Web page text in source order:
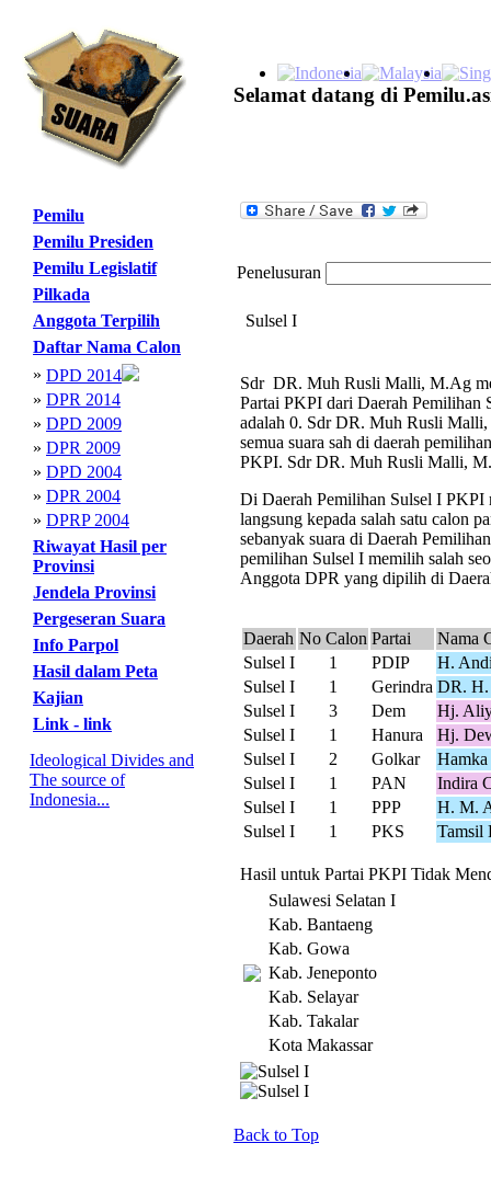
Selamat datang di
Pemilu
Pemilu Presiden
Pemilu Legislatif
Pilkada
Anggota Terpilih
Daftar Nama Calon
» DPD 2014
» DPR 2014
» DPD 2009
» DPR 2009
» DPD 2004
» DPR 2004
» DPRP 2004
Riwayat Hasil per
Provinsi
Jendela Provinsi
Pergeseran Suara
Info Parpol
Hasil dalam Peta
Kajian
Link - link
Ideological Divides and
The source of
Indonesia...
Penelusuran
Sulsel I
Sdr DR. Muh Rusli Malli, M.Ag
Partai PKPI dari Daerah Pemilihan
adalah 0. Sdr DR. Muh Rusli Malli,
semua suara sah di daerah
PKPI. Sdr DR. Muh Rusli Malli,
Di Daerah Pemilihan Sulsel I PKPI
langsung kepada salah satu calon
sebanyak suara di Daerah
pemilihan Sulsel I memilih salah
Anggota DPR yang dipilih di
Daerah No Calon Partai
Nama
Sulsel I
1 PDIP
H.
Sulsel I
1 Gerindra DR.
Sulsel I
3 Dem
Hj.
Sulsel I
1 Hanura
Hj.
Sulsel I
2 Golkar
Sulsel I
1 PAN
Indira
Sulsel I
1 PPP
H. M.
Sulsel I
1 PKS Tamsil
Hasil untuk Partai PKPI Tidak
Sulawesi Selatan I
Kab. Bantaeng
Kab. Gowa
Kab. Jeneponto
Kab. Selayar
Kab. Takalar
Kota Makassar
Back to Top